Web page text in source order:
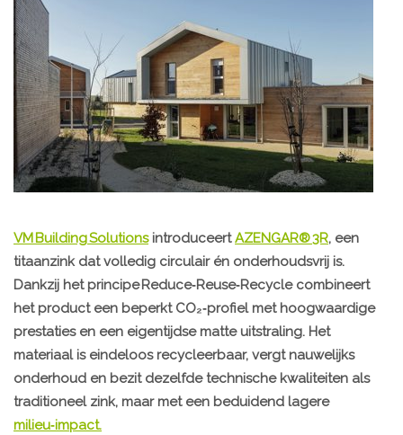
VM Building SolutionsintroduceertAZENGAR® 3R, een
titaanzink dat volledig circulair én onderhoudsvrij is.
Dankzij het principe Reduce‑Reuse‑Recycle combineert
het product een beperkt CO₂‑profiel met hoogwaardige
prestaties en een eigentijdse matte uitstraling. Het
materiaal is eindeloos recycleerbaar, vergt nauwelijks
onderhoud en bezit dezelfde technische kwaliteiten als
traditioneel zink, maar met een beduidend lagere
milieu‑impact.